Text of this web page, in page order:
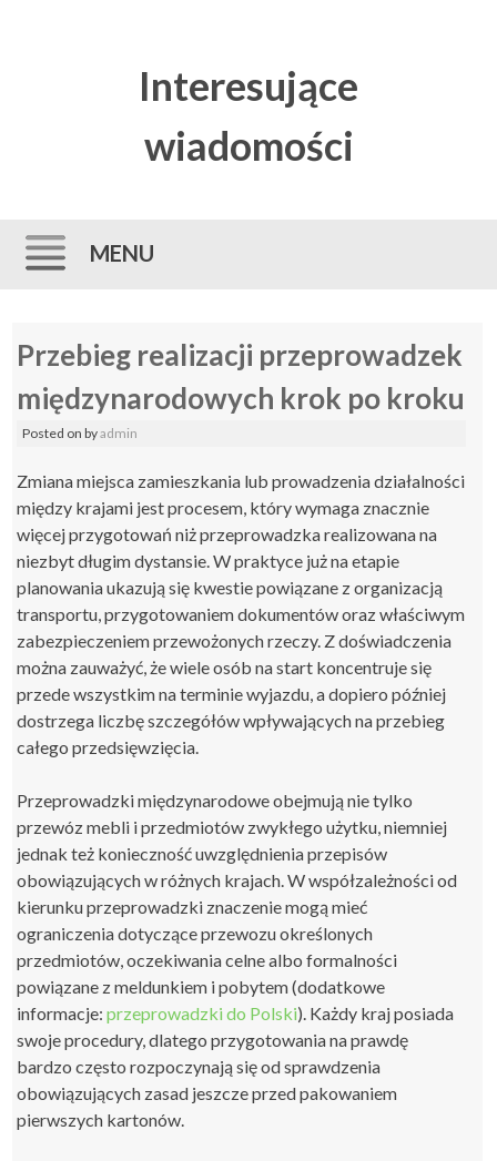
Interesujące
wiadomości
MENU
to
Przebieg realizacji przeprowadzek
międzynarodowych krok po kroku
Posted onbyadmin
Zmiana miejsca zamieszkania lub prowadzenia działalności
między krajami jest procesem, który wymaga znacznie
więcej przygotowań niż przeprowadzka realizowana na
niezbyt długim dystansie. W praktyce już na etapie
planowania ukazują się kwestie powiązane z organizacją
transportu, przygotowaniem dokumentów oraz właściwym
zabezpieczeniem przewożonych rzeczy. Z doświadczenia
można zauważyć, że wiele osób na start koncentruje się
przede wszystkim na terminie wyjazdu, a dopiero później
dostrzega liczbę szczegółów wpływających na przebieg
całego przedsięwzięcia.
Przeprowadzki międzynarodowe obejmują nie tylko
przewóz mebli i przedmiotów zwykłego użytku, niemniej
jednak też konieczność uwzględnienia przepisów
obowiązujących w różnych krajach. W współzależności od
kierunku przeprowadzki znaczenie mogą mieć
ograniczenia dotyczące przewozu określonych
przedmiotów, oczekiwania celne albo formalności
powiązane z meldunkiem i pobytem (dodatkowe
informacje:przeprowadzki do Polski). Każdy kraj posiada
swoje procedury, dlatego przygotowania na prawdę
bardzo często rozpoczynają się od sprawdzenia
obowiązujących zasad jeszcze przed pakowaniem
pierwszych kartonów.